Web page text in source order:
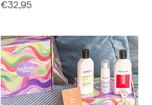
Angebot
€32,95